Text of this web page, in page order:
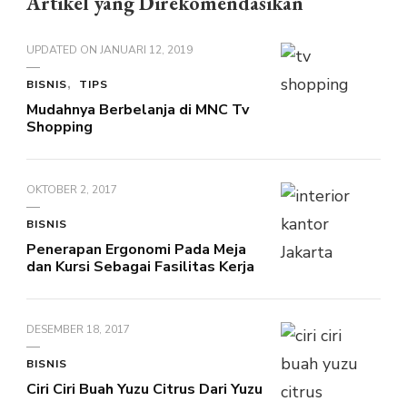
UPDATED ON JANUARI 12, 2019
BISNIS TIPS
Mudahnya Berbelanja di MNC Tv
Shopping
OKTOBER 2, 2017
BISNIS
Penerapan Ergonomi Pada Meja
dan Kursi Sebagai Fasilitas Kerja
DESEMBER 18, 2017
BISNIS
Ciri Ciri Buah Yuzu Citrus Dari Yuzu